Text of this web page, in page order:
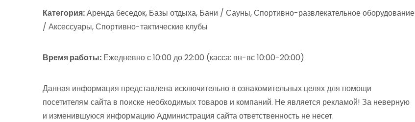
Категория:Аренда беседок, Базы отдыха, Бани / Сауны, Спортивно-развлекательное оборудование
/ Аксессуары, Спортивно-тактические клубы
Время работы: Ежедневно с 10:00 до 22:00 (касса: пн-вс 10:00-20:00)
Данная информация представлена исключительно в ознакомительных целях для помощи
посетителям сайта в поиске необходимых товаров и компаний. Не является рекламой! За неверную
и изменившуюся информацию Администрация сайта ответственность не несет.